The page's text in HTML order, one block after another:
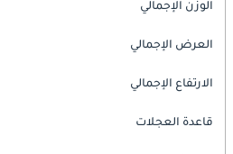
الوزن الإجمالي
العرض الإجمالي
الارتفاع الإجمالي
قاعدة العجلات